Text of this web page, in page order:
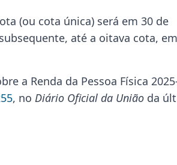
(ou cota única) será em 30 de
até a oitava cota,
a Renda da Pessoa Física
, no Diário Oficial da União da